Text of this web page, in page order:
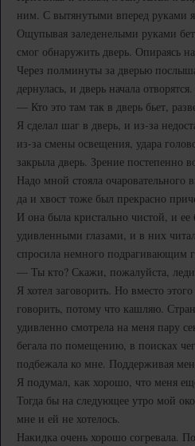
ним. С вытянутыми вперед руками
Ощупывая заледенелыми руками
смог обнаружить дверь. Опираясь
Через полминуты за дверью
дернулась, и дверь начала
— Кто это там так в дверь бьет,
Я сделал шаг в дверь, и из-за
из-за смены освещения, удара
закрыла дверь. Зрение постепенно
Надо мной стояла очаровательного
да и хвост тоже был прекрасно
И она была кристально чистой, и ее
удивленными глазами, и в них
спросила немного подрагивающим
— Ты кто? Скажи, пожалуйста,
Я хотел заговорить. Но вместо
говорить, потому что кашляю.
удивленно смотрела на меня пару
бегала по помещению, в поисках
подбежала ко мне. Поддерживая
Я подумал, как хорошо, что меня
Тогда бы на следующее утро мой
мне и ей не хотелось.
Накидка очень хорошо согревала.